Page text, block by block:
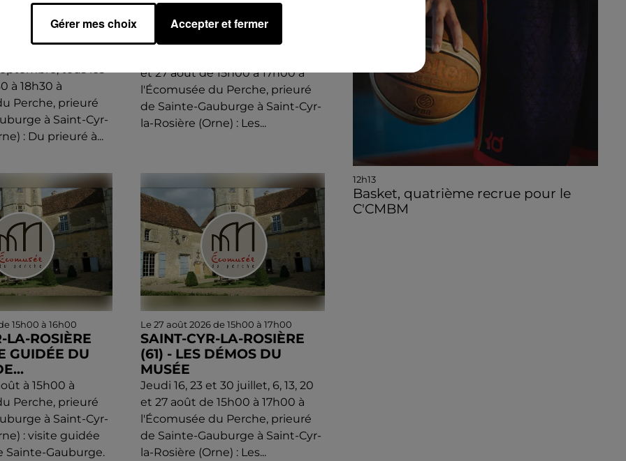
à 18h00
LA-ROSIÈRE
: DU
à 18h30 à
Perche, prieuré
à Saint-Cyr-
: Du prieuré à...
SAINT-CYR-LA-ROSIÈRE
(61) - LES DÉMOS DU
MUSÉE
et 27 août de 15h00 à 17h00 à
l'Écomusée du Perche, prieuré
de Sainte-Gauburge à Saint-Cyr-
la-Rosière (Orne) : Les...
15h00 à 16h00
LA-ROSIÈRE
GUIDÉE DU
à 15h00 à
Perche, prieuré
à Saint-Cyr-
: visite guidée
Sainte-Gauburge.
Le 27 août 2026 de 15h00 à 17h00
SAINT-CYR-LA-ROSIÈRE
(61) - LES DÉMOS DU
MUSÉE
Jeudi 16, 23 et 30 juillet, 6, 13, 20
et 27 août de 15h00 à 17h00 à
l'Écomusée du Perche, prieuré
de Sainte-Gauburge à Saint-Cyr-
la-Rosière (Orne) : Les...
12h13
Basket, quatrième recrue pour le
C'CMBM
Gérer mes choix Accepter et fermer